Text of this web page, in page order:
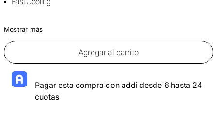
Mostrar más
Agregar al carrito
Pagar esta compra con addi desde 6 hasta 24
cuotas